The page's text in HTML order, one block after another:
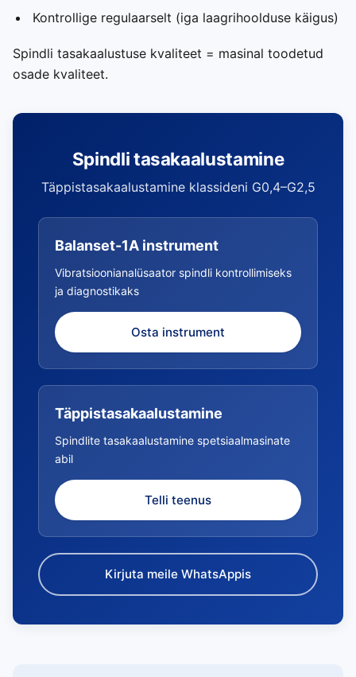
Kontrollige regulaarselt (iga laagrihoolduse käigus)
Spindli tasakaalustuse kvaliteet = masinal toodetud
osade kvaliteet.
Spindli tasakaalustamine
Täppistasakaalustamine klassideni G0,4–G2,5
Balanset-1A instrument
Vibratsioonianalüsaator spindli kontrollimiseks
ja diagnostikaks
Osta instrument
Täppistasakaalustamine
Spindlite tasakaalustamine spetsiaalmasinate
abil
Telli teenus
Kirjuta meile WhatsAppis